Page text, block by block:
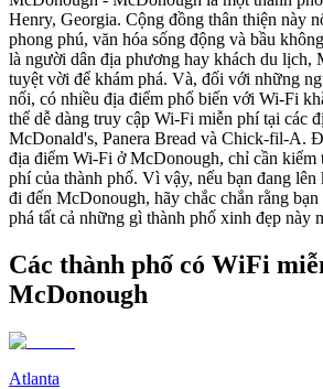
Henry, Georgia. Cộng đồng thân thiện này
phong phú, văn hóa sống động và bầu
là người dân địa phương hay khách du lịch,
tuyệt vời để khám phá. Và, đối với những
nối, có nhiều địa điểm phổ biến với Wi-Fi
thể dễ dàng truy cập Wi-Fi miễn phí tại các
McDonald's, Panera Bread và Chick-fil-A.
địa điểm Wi-Fi ở McDonough, chỉ cần kiểm
phí của thành phố. Vì vậy, nếu bạn đang lên
đi đến McDonough, hãy chắc chắn rằng
phá tất cả những gì thành phố xinh đẹp này
Các thành phố có WiFi
McDonough
Atlanta